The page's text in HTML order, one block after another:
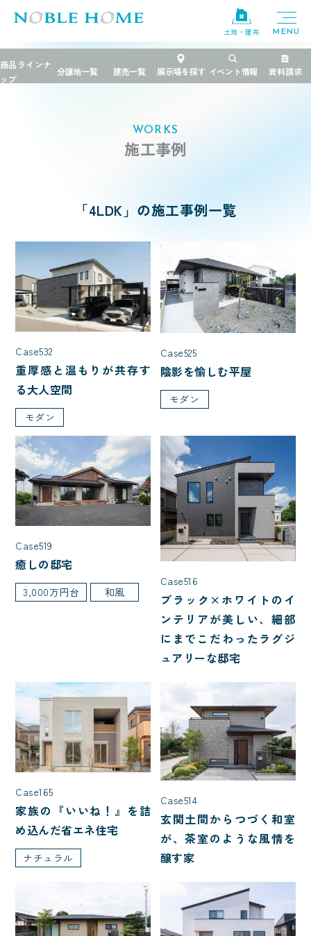
土地・建売
>施工事例 4LDK
WORKS
施工事例
「4LDK」の施工事例一覧
Case532
重厚感と温もりが共存す
る大人空間
モダン
Case525
陰影を愉しむ平屋
モダン
Case519
癒しの邸宅
3,000万円台 和風
Case516
ブラック×ホワイトのイ
ンテリアが美しい、細部
にまでこだわったラグジ
ュアリーな邸宅
Case165
家族の『いいね！』を詰
め込んだ省エネ住宅
ナチュラル
Case514
玄関土間からつづく和室
が、茶室のような風情を
醸す家
×
エリア
価格帯
1,000万円台
2,000万円台
5,000万円台
部屋数
3LDK 4LDK 5LDK
7LDK
2LDK
20代で建てた家
40代で建てた家
50代で建てた家
3人家族(子ども1人)
4人家族(子ども2人)
5人以上
夫婦2人暮らし
階数
1.5階建て 2階建て 平屋
二世帯住宅
店舗併用住宅